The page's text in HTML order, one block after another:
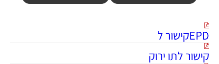
EPDקישור ל
קישור לתו ירוק